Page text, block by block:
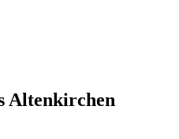
Altenkirchen